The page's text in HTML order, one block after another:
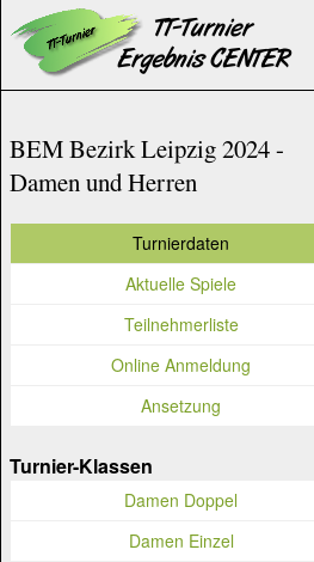
BEM Bezirk Leipzig 2024 -
Damen und Herren
Turnierdaten
Aktuelle Spiele
Teilnehmerliste
Online Anmeldung
Ansetzung
Turnier-Klassen
Damen Doppel
Damen Einzel